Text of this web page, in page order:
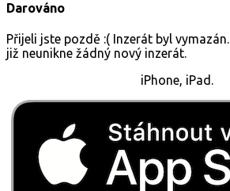
Darováno
Přijeli jste pozdě :( Inzerát byl
již neunikne žádný nový inzerát.
iPhone, iPad.